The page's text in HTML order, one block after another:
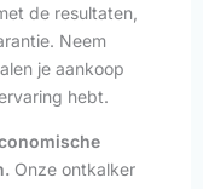
de resultaten,
Neem
je aankoop
hebt.
Onze ontkalker